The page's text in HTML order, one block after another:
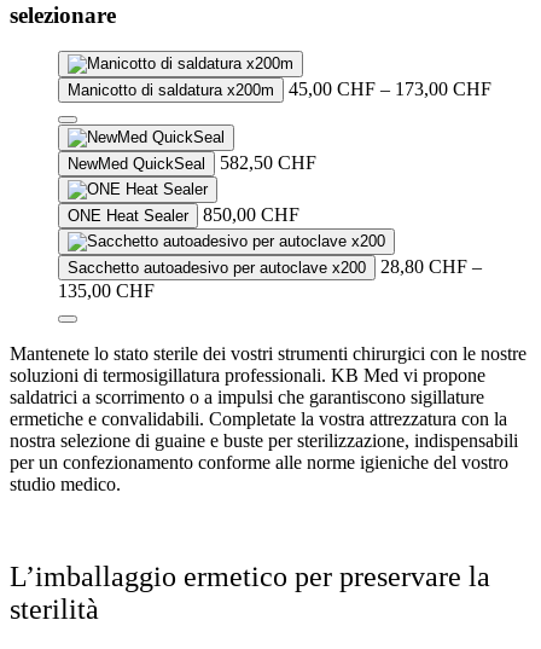
selezionare
Manicotto di saldatura x200m 45,00 CHF – 173,00 CHFPrice
This
product
has
multiple
variants.
The
options
may
chosen
on
the
product
page
NewMed QuickSeal 582,50 CHF
ONE Heat Sealer 850,00 CHF
Sacchetto autoadesivo per autoclave x200 28,80 CHF –
135,00 CHFPrice
through
135,00 CHF
product
has
multiple
variants.
The
options
may
the
product
page
Mantenete lo stato sterile dei vostri strumenti chirurgici con le nostre
soluzioni di termosigillatura professionali. KB Med vi propone
saldatrici a scorrimento o a impulsi che garantiscono sigillature
ermetiche e convalidabili. Completate la vostra attrezzatura con la
nostra selezione di guaine e buste per sterilizzazione, indispensabili
per un confezionamento conforme alle norme igieniche del vostro
studio medico.
L’imballaggio ermetico per preservare la
sterilità